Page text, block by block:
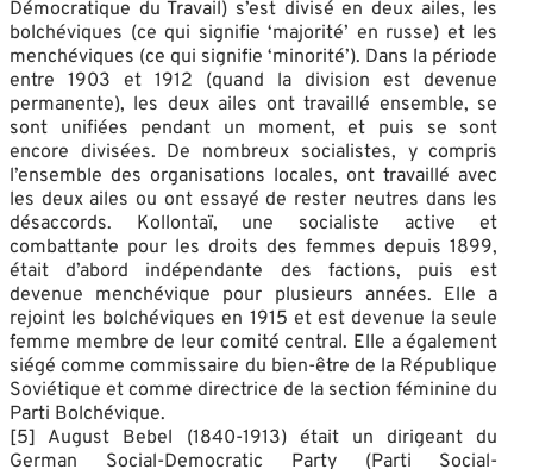
Démocratique du Travail) s’est divisé en deux ailes, les
bolchéviques (ce qui signifie ‘majorité’ en russe) et les
menchéviques (ce qui signifie ‘minorité’). Dans la période
entre 1903 et 1912 (quand la division est devenue
permanente), les deux ailes ont travaillé ensemble, se
sont unifiées pendant un moment, et puis se sont
encore divisées. De nombreux socialistes, y compris
l’ensemble des organisations locales, ont travaillé avec
les deux ailes ou ont essayé de rester neutres dans les
désaccords. Kollontaï, une socialiste active et
combattante pour les droits des femmes depuis 1899,
était d’abord indépendante des factions, puis est
devenue menchévique pour plusieurs années. Elle a
rejoint les bolchéviques en 1915 et est devenue la seule
femme membre de leur comité central. Elle a également
siégé comme commissaire du bien-être de la République
Soviétique et comme directrice de la section féminine du
Parti Bolchévique.
[5] August Bebel (1840-1913) était un dirigeant du
German Social-Democratic Party (Parti Social-